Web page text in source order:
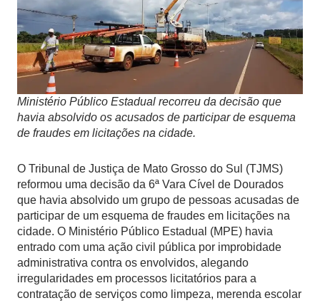
Ministério Público Estadual recorreu da decisão que
havia absolvido os acusados de participar de esquema
de fraudes em licitações na cidade.
O Tribunal de Justiça de Mato Grosso do Sul (TJMS)
reformou uma decisão da 6ª Vara Cível de Dourados
que havia absolvido um grupo de pessoas acusadas de
participar de um esquema de fraudes em licitações na
cidade. O Ministério Público Estadual (MPE) havia
entrado com uma ação civil pública por improbidade
administrativa contra os envolvidos, alegando
irregularidades em processos licitatórios para a
contratação de serviços como limpeza, merenda escolar